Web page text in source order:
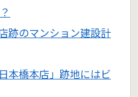
跡のマンション建設計
本橋本店」跡地にはビ